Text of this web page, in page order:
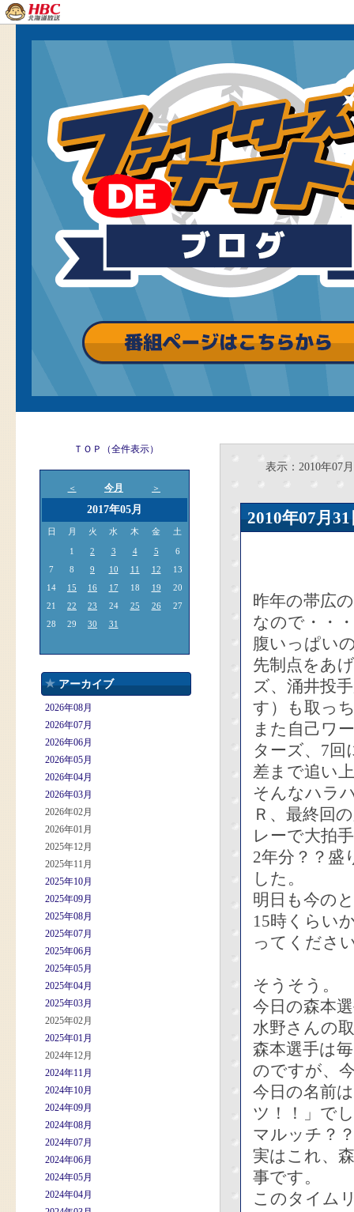
ＴＯＰ（全件表示）
＜ 今月 ＞
2017年05月
日 月 火 水 木 金 土
1 2 3 4 5
6
7
8 9 10 11 12
13
14
15 16 17 18 19
20
21
22 23 24 25 26
27
28
29 30 31
アーカイブ
2026年08月
2026年07月
2026年06月
2026年05月
2026年04月
2026年03月
2026年02月
2026年01月
2025年12月
2025年11月
2025年10月
2025年09月
2025年08月
2025年07月
2025年06月
2025年05月
2025年04月
2025年03月
2025年02月
2025年01月
2024年12月
2024年11月
2024年10月
2024年09月
2024年08月
2024年07月
2024年06月
2024年05月
2024年04月
表示：2010年07月
2010年07
昨年の帯広
なので・・
腹いっぱい
先制点をあ
ズ、涌井投
す）も取っ
また自己ワ
ターズ、7回
差まで追い
そんなハラ
Ｒ、最終回
レーで大拍
2年分？？盛
した。
明日も今の
15時くらい
ってくださ
そうそう。
今日の森本
水野さんの
森本選手は
のですが、
今日の名前
ツ！！」で
マルッチ
実はこれ、
事です。
このタイム